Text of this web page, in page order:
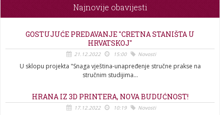
Najnovije obavijesti
GOSTUJUĆE PREDAVANJE "CRETNA STANIŠTA U
HRVATSKOJ"
21.12.2022 15:00 Novosti
U sklopu projekta "Snaga vještina-unapređenje stručne prakse na
stručnim studijima...
HRANA IZ 3D PRINTERA, NOVA BUDUĆNOST!
17.12.2022 10:19 Novosti